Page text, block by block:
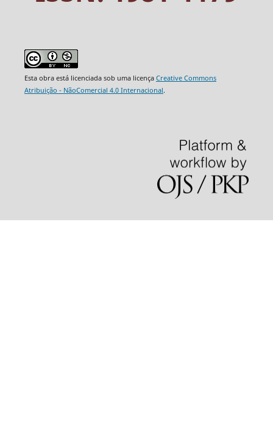
Esta obra está licenciada sob uma licença Creative Commons
Atribuição - NãoComercial 4.0 Internacional.